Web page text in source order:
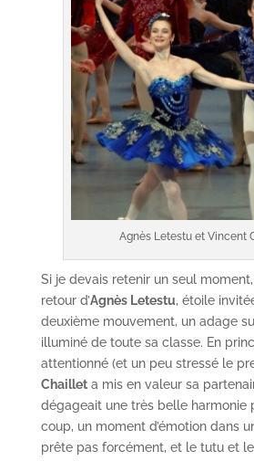
Agnès Letestu et Vincent
Si je devais retenir un seul
retour d’Agnès Letestu, étoile
deuxième mouvement, un adage
illuminé de toute sa classe. En
attentionné (et un peu stressé le
Chailleta mis en valeur sa
dégageait une très belle harmonie
coup, un moment d’émotion dans
prête pas forcément, et le tutu et le